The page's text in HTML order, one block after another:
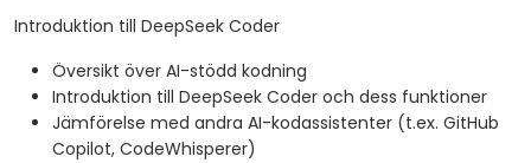
Introduktion till DeepSeek Coder
Översikt över AI-stödd kodning
Introduktion till DeepSeek Coder och dess funktioner
Jämförelse med andra AI-kodassistenter (t.ex. GitHub
Copilot, CodeWhisperer)